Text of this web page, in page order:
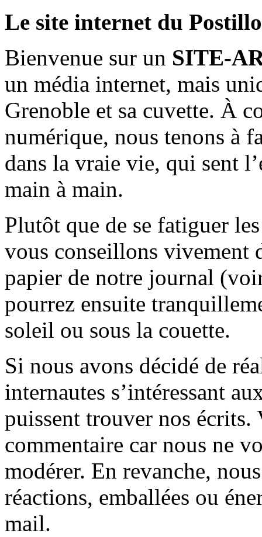
Le site internet du
Bienvenue sur un SITE-
un média internet, mais
Grenoble et sa cuvette. À
numérique, nous tenons à
dans la vraie vie, qui sent
main à main.
Plutôt que de se fatiguer
vous conseillons vivement
papier de notre journal
pourrez ensuite
soleil ou sous la couette.
Si nous avons décidé de
internautes s’intéressant
puissent trouver nos écrits.
commentaire car nous ne
modérer. En revanche,
réactions, emballées ou
mail.